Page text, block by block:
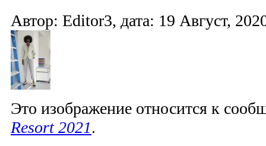
Автор: Editor3, дата: 19 Август,
Это изображение относится к
Resort 2021.